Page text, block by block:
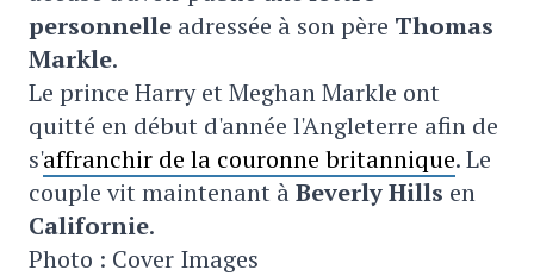
personnelle adressée à son père Thomas
Markle.
Le prince Harry et Meghan Markle ont
quitté en début d'année l'Angleterre afin de
s'affranchir de la couronne britannique. Le
couple vit maintenant àBeverly Hills en
Californie.
Photo : Cover Images